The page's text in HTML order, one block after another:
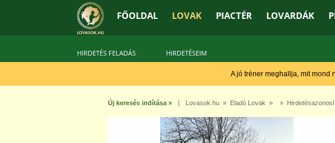
FŐOLDAL LOVAK PIACTÉR LOVARDÁK
HIRDETÉS FELADÁS HIRDETÉSEIM
A jó tréner meghallja, mit mond
Új keresés indítása » | Lovasok.hu » Eladó Lovak » »